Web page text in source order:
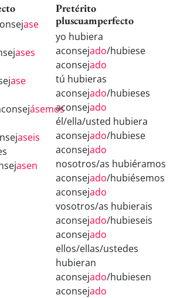
ase
ases
ase
ásemos
aseis
asen
Pretérito
pluscuamperfecto
yo hubiera
aconsejado/hubiese
aconsejado
tú hubieras
aconsejado/hubieses
aconsejado
él/ella/usted hubiera
aconsejado/hubiese
aconsejado
nosotros/as hubiéramos
aconsejado/hubiésemos
aconsejado
vosotros/as hubierais
aconsejado/hubieseis
aconsejado
ellos/ellas/ustedes
hubieran
aconsejado/hubiesen
aconsejado